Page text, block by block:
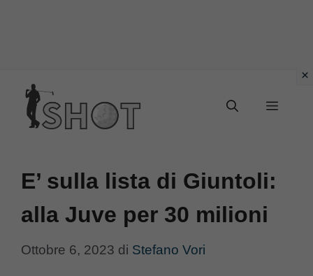
contenuto
Menu
E’ sulla lista di Giuntoli:
alla Juve per 30 milioni
Ottobre 6, 2023 di Stefano Vori